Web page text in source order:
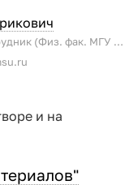
Старший научный сотрудник (Физ. фак. МГУ имени М.В. Ломоносова)
и на